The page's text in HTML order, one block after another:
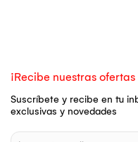
¡Recibe nuestras
Suscríbete y recibe en tu
exclusivas y novedades